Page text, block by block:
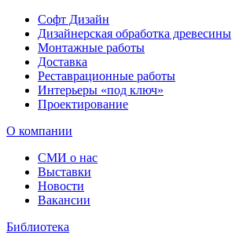
Софт Дизайн
Дизайнерская обработка древесины
Монтажные работы
Доставка
Реставрационные работы
Интерьеры «под ключ»
Проектирование
О компании
СМИ о нас
Выставки
Новости
Вакансии
Библиотека